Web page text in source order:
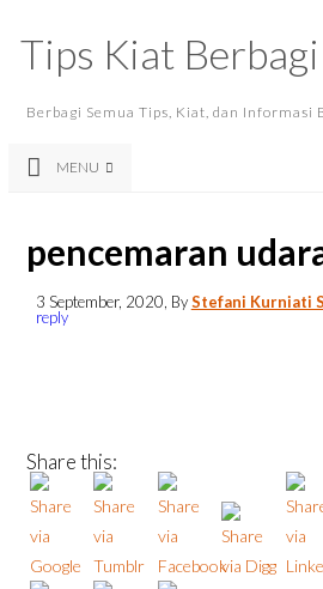
Tips Kiat Berbagi
Berbagi Semua Tips, Kiat, dan Informasi
MENU
pencemaran
3 September, 2020 , ByStefani Kurniati
reply
Share this: